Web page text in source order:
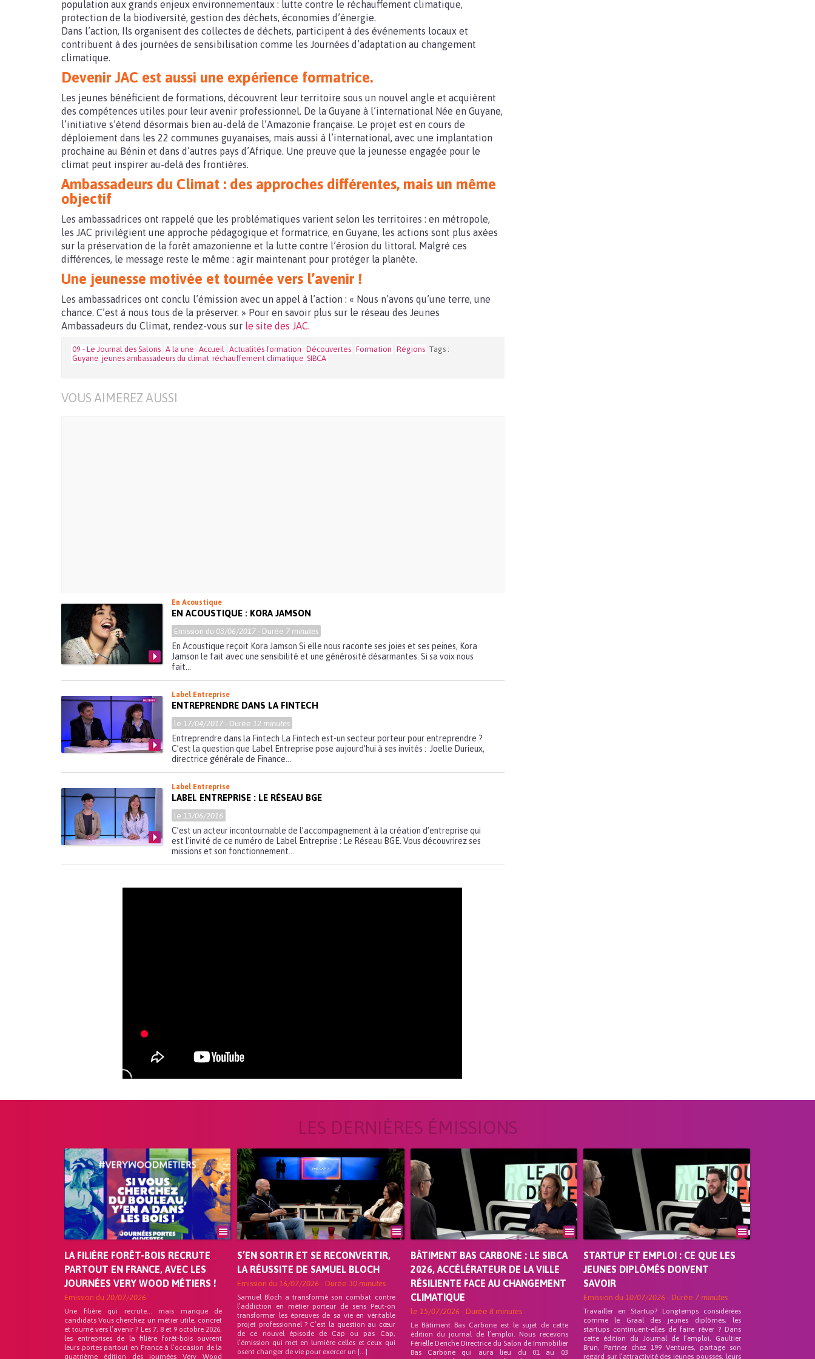
population aux grands enjeux environnementaux : lutte contre le réchauffement climatique,
protection de la biodiversité, gestion des déchets, économies d’énergie.
Dans l’action, Ils organisent des collectes de déchets, participent à des événements locaux et
contribuent à des journées de sensibilisation comme les Journées d’adaptation au changement
climatique.
Devenir JAC est aussi une expérience formatrice.
Les jeunes bénéficient de formations, découvrent leur territoire sous un nouvel angle et acquièrent
des compétences utiles pour leur avenir professionnel. De la Guyane à l’international Née en Guyane,
l’initiative s’étend désormais bien au-delà de l’Amazonie française. Le projet est en cours de
déploiement dans les 22 communes guyanaises, mais aussi à l’international, avec une implantation
prochaine au Bénin et dans d’autres pays d’Afrique. Une preuve que la jeunesse engagée pour le
climat peut inspirer au-delà des frontières.
Ambassadeurs du Climat : des approches différentes, mais un même
objectif
Les ambassadrices ont rappelé que les problématiques varient selon les territoires : en métropole,
les JAC privilégient une approche pédagogique et formatrice, en Guyane, les actions sont plus axées
sur la préservation de la forêt amazonienne et la lutte contre l’érosion du littoral. Malgré ces
différences, le message reste le même : agir maintenant pour protéger la planète.
Une jeunesse motivée et tournée vers l’avenir !
Les ambassadrices ont conclu l’émission avec un appel à l’action : « Nous n’avons qu’une terre, une
chance. C’est à nous tous de la préserver. » Pour en savoir plus sur le réseau des Jeunes
Ambassadeurs du Climat, rendez-vous sur le site des JAC.
09 - Le Journal des Salons A la une Accueil Actualités formation Découvertes Formation Régions Tags :
Guyane jeunes ambassadeurs du climat réchauffement climatique SIBCA
VOUS AIMEREZ AUSSI
En Acoustique
EN ACOUSTIQUE : KORA JAMSON
Emission du 03/06/2017 - Durée 7 minutes
En Acoustique reçoit Kora Jamson Si elle nous raconte ses joies et ses peines, Kora
Jamson le fait avec une sensibilité et une générosité désarmantes. Si sa voix nous
fait...
Label Entreprise
ENTREPRENDRE DANS LA FINTECH
le17/04/2017 - Durée12 minutes
Entreprendre dans la Fintech La Fintech est-un secteur porteur pour entreprendre ?
C’est la question que Label Entreprise pose aujourd’hui à ses invités : Joelle Durieux,
directrice générale de Finance...
Label Entreprise
LABEL ENTREPRISE : LE RÉSEAU BGE
le13/06/2016
C’est un acteur incontournable de l’accompagnement à la création d’entreprise qui
est l’invité de ce numéro de Label Entreprise : Le Réseau BGE. Vous découvrirez ses
missions et son fonctionnement...
LES DERNIÈRES ÉMISSIONS
LA FILIÈRE FORÊT-BOIS RECRUTE
PARTOUT EN FRANCE, AVEC LES
JOURNÉES VERY WOOD MÉTIERS !
Emission du 20/07/2026
Une filière qui recrute… mais manque de
candidats Vous cherchez un métier utile, concret
et tourné vers l’avenir ? Les 7, 8 et 9 octobre 2026,
les entreprises de la filière forêt-bois ouvrent
leurs portes partout en France à l’occasion de la
quatrième édition des journées Very Wood
S’EN SORTIR ET SE RECONVERTIR,
LA RÉUSSITE DE SAMUEL BLOCH
Emission du16/07/2026 - Durée30 minutes
Samuel Bloch a transformé son combat contre
l’addiction en métier porteur de sens Peut-on
transformer les épreuves de sa vie en véritable
projet professionnel ? C’est la question au cœur
de ce nouvel épisode de Cap ou pas Cap,
l’émission qui met en lumière celles et ceux qui
osent changer de vie pour exercer un […]
BÂTIMENT BAS CARBONE : LE SIBCA
2026, ACCÉLÉRATEUR DE LA VILLE
RÉSILIENTE FACE AU CHANGEMENT
CLIMATIQUE
le 15/07/2026 - Durée 8 minutes
Le Bâtiment Bas Carbone est le sujet de cette
édition du journal de l’emploi. Nous recevons
Férielle Deriche Directrice du Salon de Immobilier
Bas Carbone qui aura lieu du 01 au 03
STARTUP ET EMPLOI : CE QUE LES
JEUNES DIPLÔMÉS DOIVENT
SAVOIR
Emission du 10/07/2026 - Durée 7 minutes
Travailler en Startup? Longtemps considérées
comme le Graal des jeunes diplômés, les
startups continuent-elles de faire rêver ? Dans
cette édition du Journal de l’emploi, Gaultier
Brun, Partner chez 199 Ventures, partage son
regard sur l’attractivité des jeunes pousses, leurs